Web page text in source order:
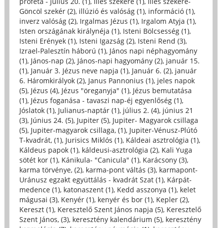
Göncöl szekér (2), illúzió és valóság (1), információ (1),
inverz valóság (2), Irgalmas Jézus (1), Irgalom Atyja (1),
Isten országának királynéja (1), Isteni Bölcsesség (1),
Isteni Erények (1), Isteni Igazság (2), Isteni Rend (3),
Izrael-Palesztín háború (1), János napi néphagyomány
(1), János-nap (2), János-napi hagyomány (2), január 15.
(1), Január 3. Jézus neve napja (1), Január 6. (2), január
6. Háromkirályok (2), Janus Pannonius (1), jeles napok
(5), Jézus (4), Jézus "öreganyja" (1), Jézus bemutatása
(1), Jézus foganása - tavaszi nap-éj egyenlőség (1),
Jóslatok (1), Julianus-naptár (1), július 2. (4), június 21
(3), Június 24. (5), Jupiter (5), Jupiter- Magyarok csillaga
(5), Jupiter-magyarok csillaga, (1), Jupiter-Vénusz-Plútó
T-kvadrát, (1), Jurisics Miklós (1), Káldeai asztrológia (1),
Káldeus papok (1), káldeusi-asztrológia (2), Kali Yuga
sötét kor (1), Kánikula- "Canicula" (1), Karácsony (3),
karma törvénye, (2), karma-pont váltás (3), karmapont-
Uránusz egzakt együttálás - kvadrát Szat (1), Kárpát-
medence (1), katonaszent (1), Kedd asszonya (1), kelet
mágusai (3), Kenyér (1), kenyér és bor (1), Kepler (2),
Kereszt (1), Keresztelő Szent János napja (5), Keresztelő
Szent János, (3), keresztény kalendárium (5), keresztény